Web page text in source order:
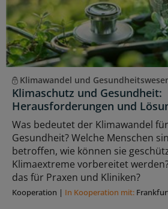
Klimawandel und
Klimaschutz und Gesundheit:
Herausforderungen und
Was bedeutet der Klimawandel
Gesundheit? Welche Menschen
betroffen, wie können sie
Klimaextreme vorbereitet
das für Praxen und Kliniken?
Kooperation | In Kooperation mit: